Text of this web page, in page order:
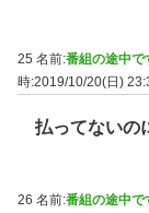
25 名前:番組の途中で
時:2019/10/20(日)
払ってないの
26 名前:番組の途中で